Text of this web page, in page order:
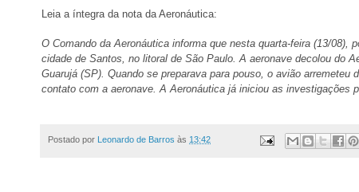
Leia a íntegra da nota da Aeronáutica:
O Comando da Aeronáutica informa que nesta quarta-feira (13/
cidade de Santos, no litoral de São Paulo.A aeronave decolou do
Guarujá (SP). Quando se preparava para pouso, o avião
contato com a aeronave.A Aeronáutica já iniciou as investigações
Postado por Leonardo de Barros às 13:42